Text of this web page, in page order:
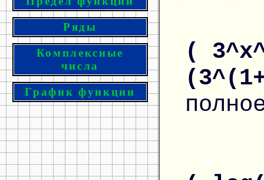
Ряды
Комплексные
числа
График функции
(